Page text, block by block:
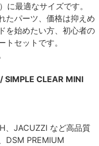
に最適なサイズです。
たパーツ、価格は抑えめ
を始めたい方、初心者の
セットです。
SIMPLE CLEAR MINI
、JACUZZI など高品質
DSM PREMIUM